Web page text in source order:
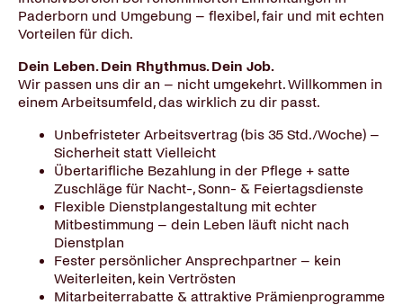
Paderborn und Umgebung – flexibel, fair und mit echten
Vorteilen für dich.
Dein Leben. Dein Rhythmus. Dein Job.
Wir passen uns dir an – nicht umgekehrt. Willkommen in
einem Arbeitsumfeld, das wirklich zu dir passt.
Unbefristeter Arbeitsvertrag (bis 35 Std./Woche) –
Sicherheit statt Vielleicht
Übertarifliche Bezahlung in der Pflege + satte
Zuschläge für Nacht-, Sonn- & Feiertagsdienste
Flexible Dienstplangestaltung mit echter
Mitbestimmung – dein Leben läuft nicht nach
Dienstplan
Fester persönlicher Ansprechpartner – kein
Weiterleiten, kein Vertrösten
Mitarbeiterrabatte & attraktive Prämienprogramme